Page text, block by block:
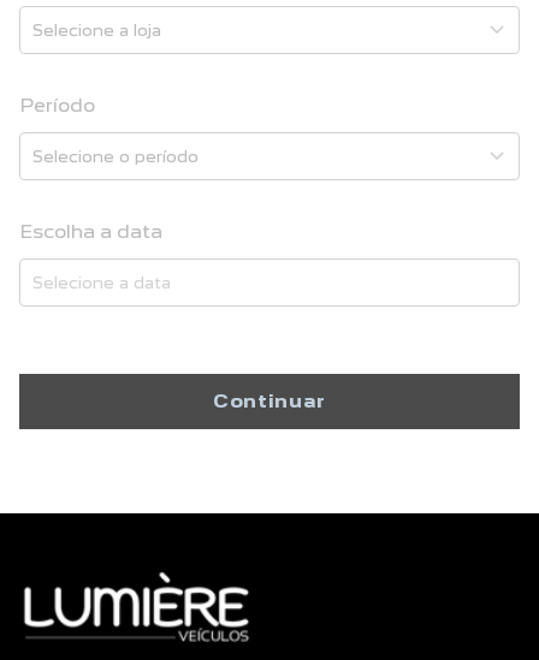
Período
Escolha a data
Continuar